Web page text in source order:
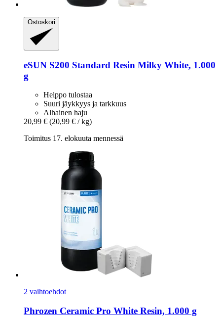
Ostoskori
eSUN S200 Standard Resin Milky White, 1.000
g
Helppo tulostaa
Suuri jäykkyys ja tarkkuus
Alhainen haju
20,99 € (20,99 € / kg)
Toimitus 17. elokuuta mennessä
2 vaihtoehdot
Phrozen Ceramic Pro White Resin, 1.000 g